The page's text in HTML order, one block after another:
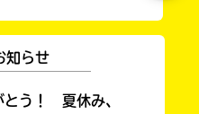
知らせ
とう！ 夏休み、